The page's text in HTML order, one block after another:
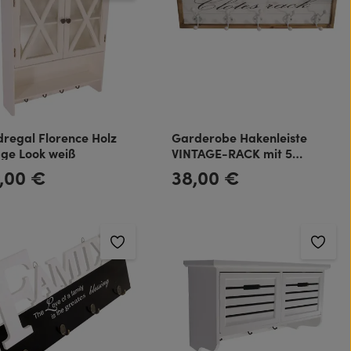
Florence Holz
Look weiß
Preis:€
Garderobe Hakenleiste
VINTAGE-RACK mit 5
Kleiderhaken im Vintage-
Look
Regulärer Preis:
38,00 €